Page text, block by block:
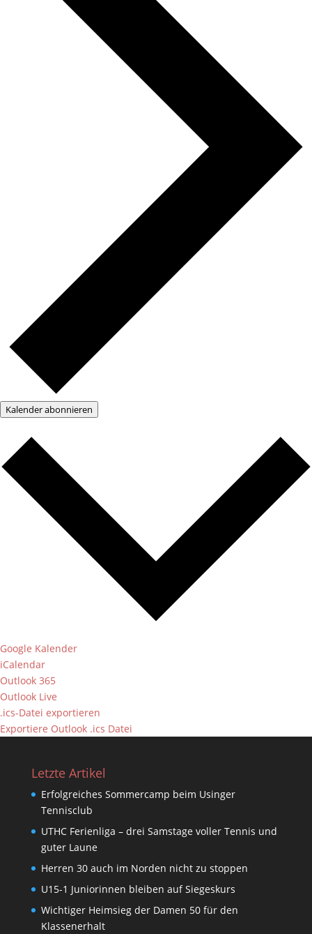
Kalender abonnieren
Google Kalender
iCalendar
Outlook 365
Outlook Live
.ics-Datei exportieren
Exportiere Outlook .ics Datei
Letzte Artikel
Erfolgreiches Sommercamp beim Usinger
Tennisclub
UTHC Ferienliga – drei Samstage voller Tennis und
guter Laune
Herren 30 auch im Norden nicht zu stoppen
U15-1 Juniorinnen bleiben auf Siegeskurs
Wichtiger Heimsieg der Damen 50 für den
Klassenerhalt